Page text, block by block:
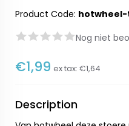
Product Code:
Nog niet
€1,99 ex tax: €1,64
Description